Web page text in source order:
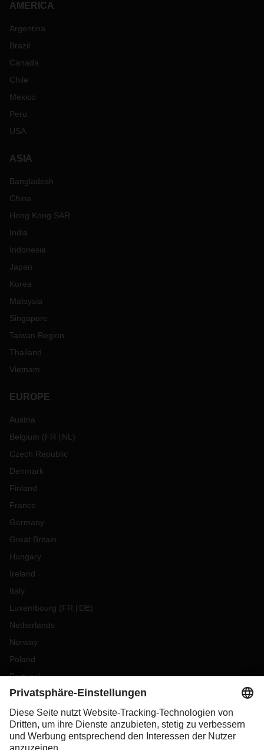
AMERICA
Argentina
Brazil
Canada
Chile
Mexico
Peru
USA
ASIA
Bangladesh
China
Hong Kong SAR
India
Indonesia
Japan
Korea
Malaysia
Singapore
Taiwan Region
Thailand
Vietnam
EUROPE
Austria
Belgium (FR NL )
Czech Republic
Denmark
Finland
France
Germany
Great Britain
Hungary
Ireland
Italy
Luxembourg (FR DE)
Netherlands
Norway
Poland
Portugal
Romania
Slovakia
Spain
Sweden